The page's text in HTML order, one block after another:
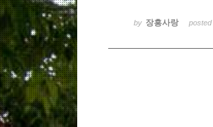
by 장흥사랑 posted